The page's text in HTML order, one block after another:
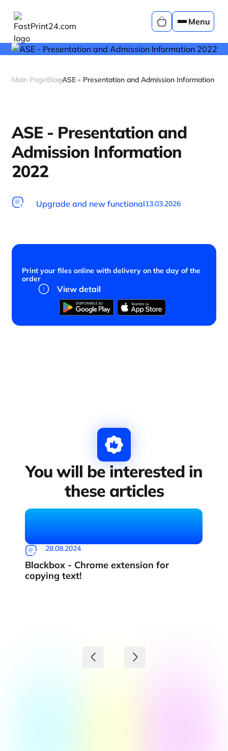
Menu
Main PageBlogASE - Presentation and Admission Information
ASE - Presentation and
Admission Information
2022
Upgrade and new functional13.03.2026
Print your files online with delivery on the day of the
order
View detail
You will be interested in
these articles
28.08.2024
Blackbox - Chrome extension for
copying text!